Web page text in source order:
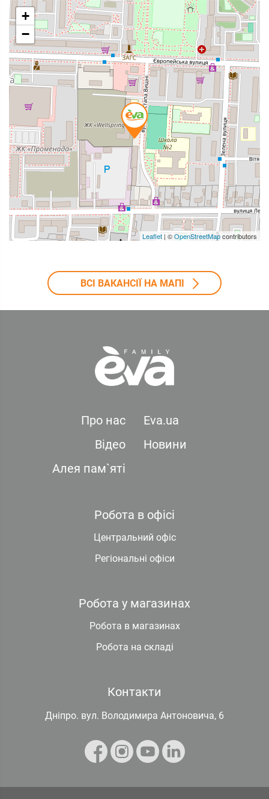
+
−
Leaflet | ©OpenStreetMapcontributors
ВСІ ВАКАНСІЇ НА МАПІ
Про нас
Eva.ua
Відео
Новини
Алея пам`яті
Робота в офісі
Центральний офіс
Регіональні офіси
Робота у магазинах
Робота в магазинах
Робота на складі
Контакти
Дніпро. вул. Володимира Антоновича, 6